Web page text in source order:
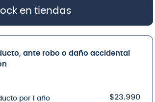
en tiendas
ante robo o daño accidental
por 1 año $23.990